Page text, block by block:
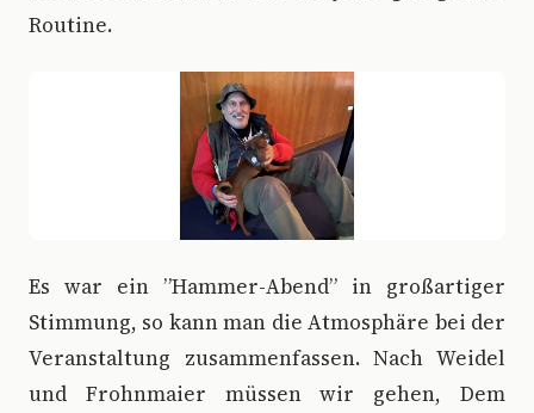
Routine.
Es war ein ”Hammer-Abend” in großartiger
Stimmung, so kann man die Atmosphäre bei der
Veranstaltung zusammenfassen. Nach Weidel
und Frohnmaier müssen wir gehen, Dem